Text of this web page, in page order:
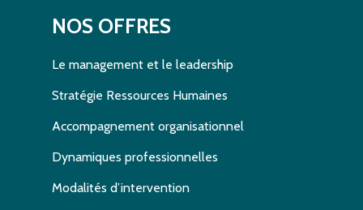
NOS OFFRES
Le management et le leadership
Stratégie Ressources Humaines
Accompagnement organisationnel
Dynamiques professionnelles
Modalités d’intervention